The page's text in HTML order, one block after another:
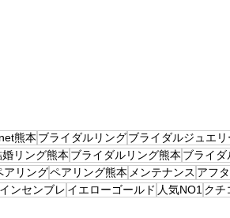
熊本 ブライダルリングブライダルジュエリ
婚リング熊本 ブライダルリング熊本 ブライダ
アリングペアリング熊本 メンテナンス アフ
インセンブレ イエローゴールド 人気NO1 クチ